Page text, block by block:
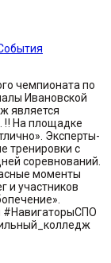
чемпионата по
Ивановской
является
‼️ На площадке
Эксперты-
тренировки с
соревнований.
моменты
и участников